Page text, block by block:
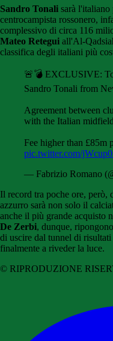
Sandro Tonali sarà l'italiano
centrocampista rossonero,
complessivo di circa 116
Mateo Retegui all'Al-
classifica degli italiani più
🚨💣 EXCLUSIVE:
Sandro Tonali from
Agreement between
with the Italian
Fee higher than £85m
pic.twitter.com/
— Fabrizio Romano
Il record tra poche ore,
azzurro sarà non solo il
anche il più grande acquisto
De Zerbi, dunque,
di uscire dal tunnel di
finalmente a riveder la luce.
© RIPRODUZIONE